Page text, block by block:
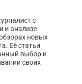
с
и анализе
новых
Её статьи
выбор и
своих